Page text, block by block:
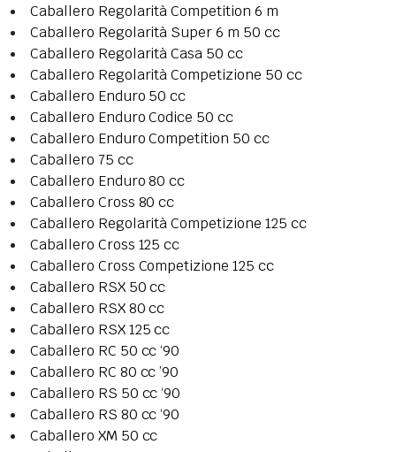
Caballero Regolarità Competition 6 m
Caballero Regolarità Super 6 m 50 cc
Caballero Regolarità Casa 50 cc
Caballero Regolarità Competizione 50 cc
Caballero Enduro 50 cc
Caballero Enduro Codice 50 cc
Caballero Enduro Competition 50 cc
Caballero 75 cc
Caballero Enduro 80 cc
Caballero Cross 80 cc
Caballero Regolarità Competizione 125 cc
Caballero Cross 125 cc
Caballero Cross Competizione 125 cc
Caballero RSX 50 cc
Caballero RSX 80 cc
Caballero RSX 125 cc
Caballero RC 50 cc ‘90
Caballero RC 80 cc ’90
Caballero RS 50 cc ‘90
Caballero RS 80 cc ‘90
Caballero XM 50 cc